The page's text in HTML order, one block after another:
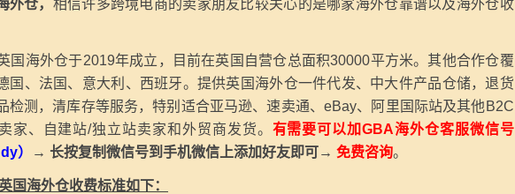
外仓， 相信许多跨境电商的卖家朋友比较关心的是哪家海外仓靠谱以及海外仓收
国海外仓于2019年成立，目前在英国自营仓总面积30000平方米。其他合作仓覆
国、法国、意大利、西班牙。提供英国海外仓一件代发、中大件产品仓储，退货
检测，清库存等服务，特别适合亚马逊、速卖通、eBay、阿里国际站及其他B2C
家、自建站/独立站卖家和外贸商发货。 有需要可以加GBA海外仓客服微信号
）
→ 长按复制微信号到手机微信上添加好友即可→ 免费咨询。
国海外仓收费标准如下：